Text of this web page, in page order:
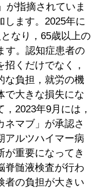
が指摘されていま
します。2025年に
なり，65歳以上の
す。認知症患者の
くだけでなく，
な負担，就労の機
で大きな損失にな
2023年9月には，
ネマブ」が承認さ
アルツハイマー病
が重要になってき
脊髄液検査が行わ
者の負担が大きい